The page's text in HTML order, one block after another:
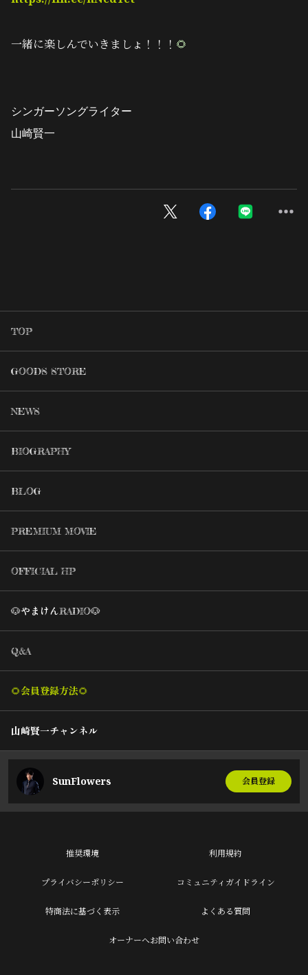
一緒に楽しんでいきましょ！！！ 🌻
シンガーソングライター
山崎賢一
TOP
GOODS STORE
NEWS
BIOGRAPHY
BLOG
PREMIUM MOVIE
OFFICIAL HP
🐶やまけんRADIO🐶
Q&A
🌻会員登録方法🌻
山崎賢一チャンネル
SunFlowers 会員登録
推奨環境 利用規約
プライバシーポリシー コミュニティガイドライン
特商法に基づく表示 よくある質問
オーナーへお問い合わせ